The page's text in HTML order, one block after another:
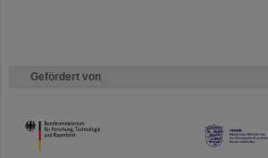
Gefördert von
HMWK